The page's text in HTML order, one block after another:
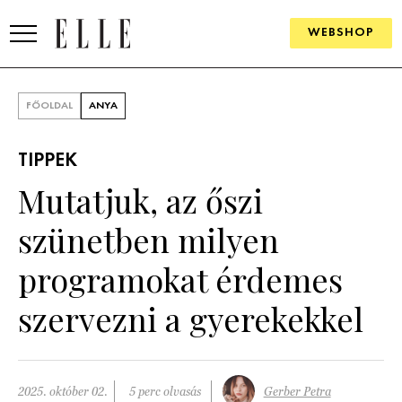
WEBSHOP
SZÉPSÉG
PSZICHÉ
PÁRKAPCSOLAT
FŐOLDAL ANYA
TIPPEK
Mutatjuk, az őszi
szünetben milyen
programokat érdemes
szervezni a gyerekekkel
2025. október 02. 5 perc olvasás Gerber Petra